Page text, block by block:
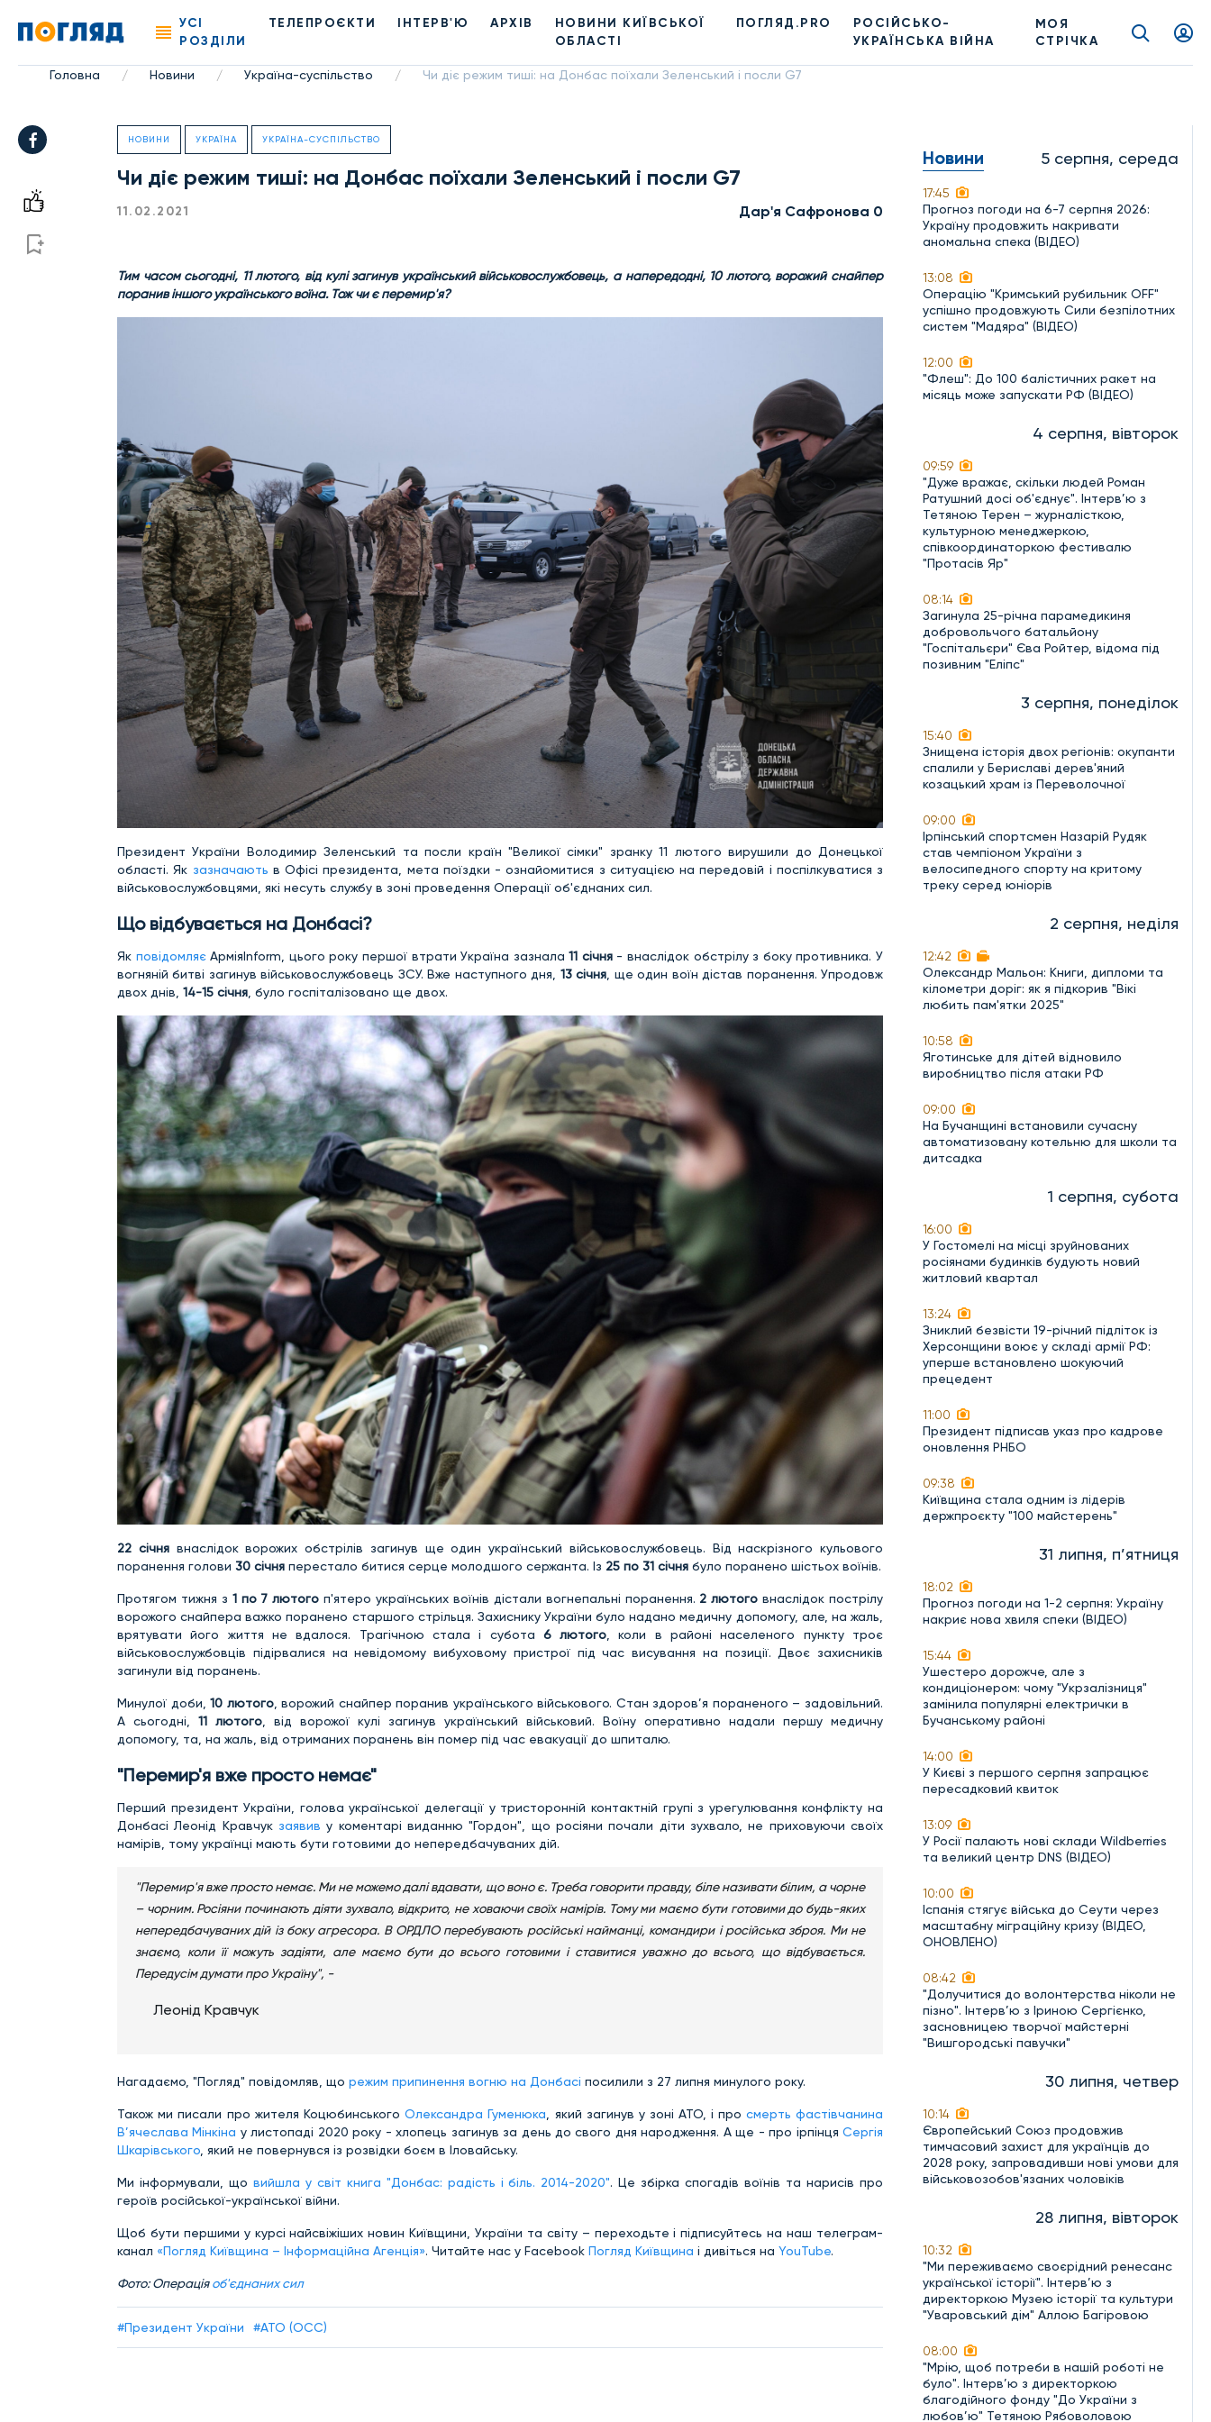
УСІ
РОЗДІЛИ
ТЕЛЕПРОЄКТИ ІНТЕРВ'Ю АРХІВ
НОВИНИ КИЇВСЬКОЇ
ОБЛАСТІ
ПОГЛЯД.PRO
РОСІЙСЬКО-
УКРАЇНСЬКА ВІЙНА
МОЯ
СТРІЧКА
Головна / Новини / Україна-суспільство / Чи діє режим тиші: на Донбас поїхали Зеленський і посли G7
НОВИНИ УКРАЇНА УКРАЇНА-СУСПІЛЬСТВО
Чи діє режим тиші: на Донбас поїхали Зеленський і посли G7
11.02.2021 Дар'я Сафронова 0
Тим часом сьогодні, 11 лютого, від кулі загинув український військовослужбовець, а напередодні, 10 лютого, ворожий снайпер
поранив іншого українського воїна. Тож чи є перемир'я?
Президент України Володимир Зеленський та посли країн "Великої сімки" зранку 11 лютого вирушили до Донецької
області. Як зазначають в Офісі президента, мета поїздки - ознайомитися з ситуацією на передовій і поспілкуватися з
військовослужбовцями, які несуть службу в зоні проведення Операції об'єднаних сил.
Що відбувається на Донбасі?
Як повідомляєАрміяInform, цього року першої втрати Україна зазнала11 січня- внаслідок обстрілу з боку противника. У
вогняній битві загинув військовослужбовець ЗСУ. Вже наступного дня, 13 січня , ще один воїн дістав поранення. Упродовж
двох днів, 14-15 січня , було госпіталізовано ще двох.
22 січнявнаслідок ворожих обстрілів загинув ще один український військовослужбовець. Від наскрізного кульового
поранення голови 30 січня перестало битися серце молодшого сержанта. Із 25 по 31 січня було поранено шістьох воїнів.
Протягом тижня з 1 по 7 лютого п'ятеро українських воїнів дістали вогнепальні поранення. 2 лютого внаслідок пострілу
ворожого снайпера важко поранено старшого стрільця. Захиснику України було надано медичну допомогу, але, на жаль,
врятувати його життя не вдалося. Трагічною стала і субота 6 лютого , коли в районі населеного пункту троє
військовослужбовців підірвалися на невідомому вибуховому пристрої під час висування на позиції. Двоє захисників
загинули від поранень.
Минулої доби,10 лютого, ворожий снайпер поранив українського військового. Стан здоров’я пораненого – задовільний.
А сьогодні, 11 лютого , від ворожої кулі загинув український військовий. Воїну оперативно надали першу медичну
допомогу, та, на жаль, від отриманих поранень він помер під час евакуації до шпиталю.
"Перемир'я вже просто немає"
Перший президент України, голова української делегації у тристоронній контактній групі з урегулювання конфлікту на
Донбасі Леонід Кравчук заявиву коментарі виданню "Гордон", що росіяни почали діти зухвало, не приховуючи своїх
намірів, тому українці мають бути готовими до непередбачуваних дій.
"Перемир'я вже просто немає. Ми не можемо далі вдавати, що воно є. Треба говорити правду, біле називати білим, а чорне
– чорним. Росіяни починають діяти зухвало, відкрито, не ховаючи своїх намірів. Тому ми маємо бути готовими до будь-яких
непередбачуваних дій із боку агресора. В ОРДЛО перебувають російські найманці, командири і російська зброя. Ми не
знаємо, коли її можуть задіяти, але маємо бути до всього готовими і ставитися уважно до всього, що відбувається.
Передусім думати про Україну", -
Леонід Кравчук
Нагадаємо, "Погляд" повідомляв, що режим припинення вогню на Донбасі посилили з 27 липня минулого року.
Також ми писали про жителя КоцюбинськогоОлександра Гуменюка , який загинув у зоні АТО, і про смерть фастівчанина
В’ячеслава Мінкіна у листопаді 2020 року - хлопець загинув за день до свого дня народження. А ще - про ірпінцяСергія
Шкарівського , який не повернувся із розвідки боєм в Іловайську.
Ми інформували, що вийшла у світ книга "Донбас: радість і біль. 2014-2020". Це збірка спогадів воїнів та нарисів про
героїв російської-української війни.
Щоб бути першими у курсі найсвіжіших новин Київщини, України та світу – переходьте і підписуйтесь на наш телеграм-
канал «Погляд Київщина – Інформаційна Агенція». Читайте нас у Facebook Погляд Київщина і дивіться на YouTube.
Фото: Операціяоб'єднаних сил
#Президент України #АТО (ОСС)
Новини 5 серпня, середа
17:45
Прогноз погоди на 6-7 серпня 2026:
Україну продовжить накривати
аномальна спека (ВІДЕО)
13:08
Операцію "Кримський рубильник OFF"
успішно продовжують Сили безпілотних
систем "Мадяра" (ВІДЕО)
12:00
"Флеш": До 100 балістичних ракет на
місяць може запускати РФ (ВІДЕО)
4 серпня, вівторок
09:59
"Дуже вражає, скільки людей Роман
Ратушний досі об'єднує". Інтерв’ю з
Тетяною Терен – журналісткою,
культурною менеджеркою,
співкоординаторкою фестивалю
"Протасів Яр"
08:14
Загинула 25-річна парамедикиня
добровольчого батальйону
"Госпітальєри" Єва Ройтер, відома під
позивним "Еліпс"
3 серпня, понеділок
15:40
Знищена історія двох регіонів: окупанти
спалили у Бериславі дерев'яний
козацький храм із Переволочної
09:00
Ірпінський спортсмен Назарій Рудяк
став чемпіоном України з
велосипедного спорту на критому
треку серед юніорів
2 серпня, неділя
12:42
Олександр Мальон: Книги, дипломи та
кілометри доріг: як я підкорив "Вікі
любить пам'ятки 2025"
10:58
Яготинське для дітей відновило
виробництво після атаки РФ
09:00
На Бучанщині встановили сучасну
автоматизовану котельню для школи та
дитсадка
1 серпня, субота
16:00
У Гостомелі на місці зруйнованих
росіянами будинків будують новий
житловий квартал
13:24
Зниклий безвісти 19-річний підліток із
Херсонщини воює у складі армії РФ:
уперше встановлено шокуючий
прецедент
11:00
Президент підписав указ про кадрове
оновлення РНБО
09:38
Київщина стала одним із лідерів
держпроєкту "100 майстерень"
31 липня, п’ятниця
18:02
Прогноз погоди на 1-2 серпня: Україну
накриє нова хвиля спеки (ВІДЕО)
15:44
Ушестеро дорожче, але з
кондиціонером: чому "Укрзалізниця"
замінила популярні електрички в
Бучанському районі
14:00
У Києві з першого серпня запрацює
пересадковий квиток
13:09
У Росії палають нові склади Wildberries
та великий центр DNS (ВІДЕО)
10:00
Іспанія стягує війська до Сеути через
масштабну міграційну кризу (ВІДЕО,
ОНОВЛЕНО)
08:42
"Долучитися до волонтерства ніколи не
пізно". Інтерв’ю з Іриною Сергієнко,
засновницею творчої майстерні
"Вишгородські павучки"
30 липня, четвер
10:14
Європейський Союз продовжив
тимчасовий захист для українців до
2028 року, запровадивши нові умови для
військовозобов'язаних чоловіків
28 липня, вівторок
10:32
"Ми переживаємо своєрідний ренесанс
української історії". Інтерв’ю з
директоркою Музею історії та культури
"Уваровський дім" Аллою Багіровою
08:00
"Мрію, щоб потреби в нашій роботі не
було". Інтерв’ю з директоркою
благодійного фонду "До України з
любов’ю" Тетяною Рябоволовою